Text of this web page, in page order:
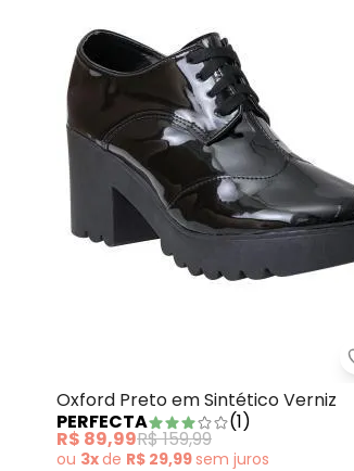
Oxford Preto em Sintético Verniz
PERFECTA
(1)
R$ 89,99R$ 159,99
ou 3xde R$ 29,99sem juros